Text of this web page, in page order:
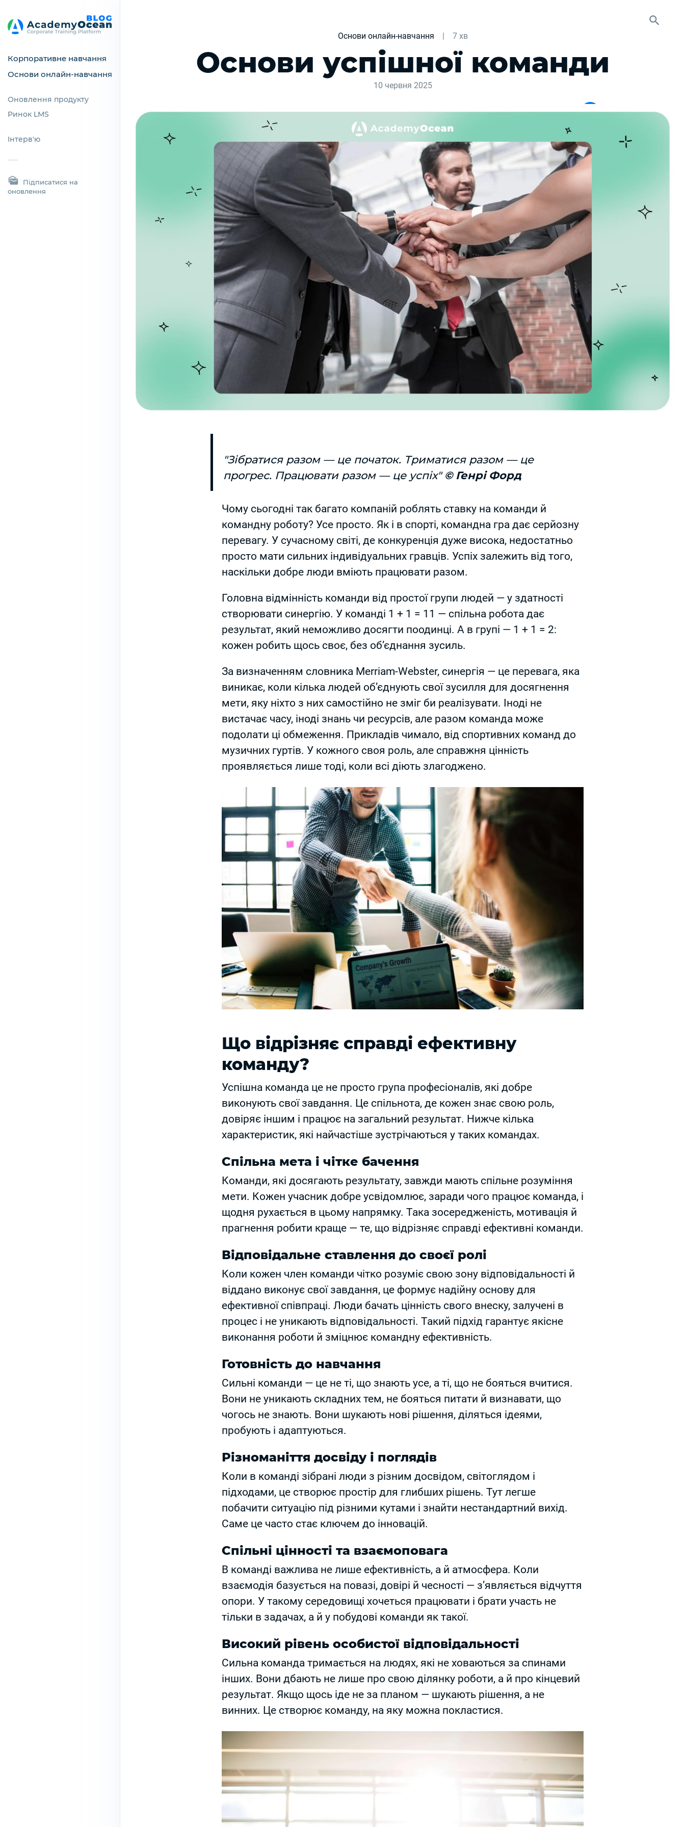
Корпоративне навчання
Основи онлайн-навчання
Оновлення продукту
Ринок LMS
Інтерв'ю
Підписатися на
оновлення
Основи онлайн-навчання | 7 хв
Основи успішної команди
10 червня 2025
"Зібратися разом — це початок. Триматися разом — це
прогрес. Працювати разом — це успіх" © Генрі Форд
Чому сьогодні так багато компаній роблять ставку на команди й
командну роботу? Усе просто. Як і в спорті, командна гра дає серйозну
перевагу. У сучасному світі, де конкуренція дуже висока, недостатньо
просто мати сильних індивідуальних гравців. Успіх залежить від того,
наскільки добре люди вміють працювати разом.
Головна відмінність команди від простої групи людей — у здатності
створювати синергію. У команді 1 + 1 = 11 — спільна робота дає
результат, який неможливо досягти поодинці. А в групі — 1 + 1 = 2:
кожен робить щось своє, без об’єднання зусиль.
За визначенням словника Merriam-Webster, синергія — це перевага, яка
виникає, коли кілька людей об’єднують свої зусилля для досягнення
мети, яку ніхто з них самостійно не зміг би реалізувати. Іноді не
вистачає часу, іноді знань чи ресурсів, але разом команда може
подолати ці обмеження. Прикладів чимало, від спортивних команд до
музичних гуртів. У кожного своя роль, але справжня цінність
проявляється лише тоді, коли всі діють злагоджено.
Що відрізняє справді ефективну
команду?
Успішна команда це не просто група професіоналів, які добре
виконують свої завдання. Це спільнота, де кожен знає свою роль,
довіряє іншим і працює на загальний результат. Нижче кілька
характеристик, які найчастіше зустрічаються у таких командах.
Спільна мета і чітке бачення
Команди, які досягають результату, завжди мають спільне розуміння
мети. Кожен учасник добре усвідомлює, заради чого працює команда, і
щодня рухається в цьому напрямку. Така зосередженість, мотивація й
прагнення робити краще — те, що відрізняє справді ефективні команди.
Відповідальне ставлення до своєї ролі
Коли кожен член команди чітко розуміє свою зону відповідальності й
віддано виконує свої завдання, це формує надійну основу для
ефективної співпраці. Люди бачать цінність свого внеску, залучені в
процес і не уникають відповідальності. Такий підхід гарантує якісне
виконання роботи й зміцнює командну ефективність.
Готовність до навчання
Сильні команди — це не ті, що знають усе, а ті, що не бояться вчитися.
Вони не уникають складних тем, не бояться питати й визнавати, що
чогось не знають. Вони шукають нові рішення, діляться ідеями,
пробують і адаптуються.
Різноманіття досвіду і поглядів
Коли в команді зібрані люди з різним досвідом, світоглядом і
підходами, це створює простір для глибших рішень. Тут легше
побачити ситуацію під різними кутами і знайти нестандартний вихід.
Саме це часто стає ключем до інновацій.
Спільні цінності та взаємоповага
В команді важлива не лише ефективність, а й атмосфера. Коли
взаємодія базується на повазі, довірі й чесності — з’являється відчуття
опори. У такому середовищі хочеться працювати і брати участь не
тільки в задачах, а й у побудові команди як такої.
Високий рівень особистої відповідальності
Сильна команда тримається на людях, які не ховаються за спинами
інших. Вони дбають не лише про свою ділянку роботи, а й про кінцевий
результат. Якщо щось іде не за планом — шукають рішення, а не
винних. Це створює команду, на яку можна покластися.